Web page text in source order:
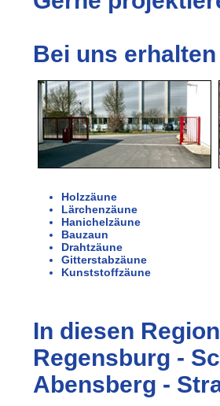
Bei uns
Holzzäune
Lärchenzäune
Hanichelzäune
Bauzaun
Drahtzäune
Gitterstabzäune
Kunststoffzäune
In diesen
Regensburg -
Abensberg -